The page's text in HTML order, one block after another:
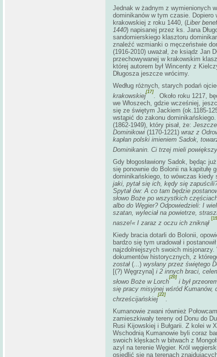
Jednak w żadnym z wymienionych
dominikanów w tym czasie.
krakowskiej z roku 1440, (Liber
1440) napisanej przez ks. Jana
sandomierskiego klasztoru
znaleźć wzmianki o męczeństwie
(1916-2010) uważał, że ksiądz Jan
przechowywanej w krakowskim
której autorem był Wincenty z
Długosza jeszcze wrócimy.
Według różnych, starych podań
krakowskiej
[17]
. Około roku 1217,
we Włoszech, gdzie wcześniej,
się ze świętym Jackiem (ok.1185-
wstąpić do zakonu
(1862-1949), który pisał, że:
Dominikowi (1170-1221) wraz z
kapłan polski imieniem Sadok,
Dominikanin. Ci trzej mieli
Gdy błogosławiony Sadok, będąc
się ponownie do Bolonii na kapitułę
dominikańskiego, to wówczas kiedy
jaki, pytał się ich, kędy się
Spytał ów: A co tam będzie
słowo Boże po wszystkich
albo do Węgier? Odpowiedzieli: I
szatan, wyleciał na powietrze,
nasze!« I zaraz z oczu ich zniknął
Kiedy bracia dotarli do Bolonii,
bardzo się tym uradował i
najzdolniejszych swoich
dokumentów historycznych, z
został(...) wysłany przez świętego
[(?) Węgrzyna] i 2 innych braci,
słowo Boże w Lorch
[20]
i był
się pracy misyjnej wśród Kumanów,
chrześcijańskiej
[22]
Kumanowie zwani również
zamieszkiwały tereny od Donu do
Rusi Kijowskiej i Bułgarii. Z kolei w
Wschodnią Kumanowie byli coraz
swoich klęskach w bitwach z
azyl na terenie Węgier. Król
osiedlić się na terenach